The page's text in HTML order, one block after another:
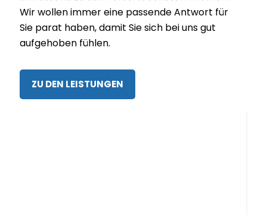
Wir wollen immer eine passende Antwort für
Sie parat haben, damit Sie sich bei uns gut
aufgehoben fühlen.
ZU DEN LEISTUNGEN